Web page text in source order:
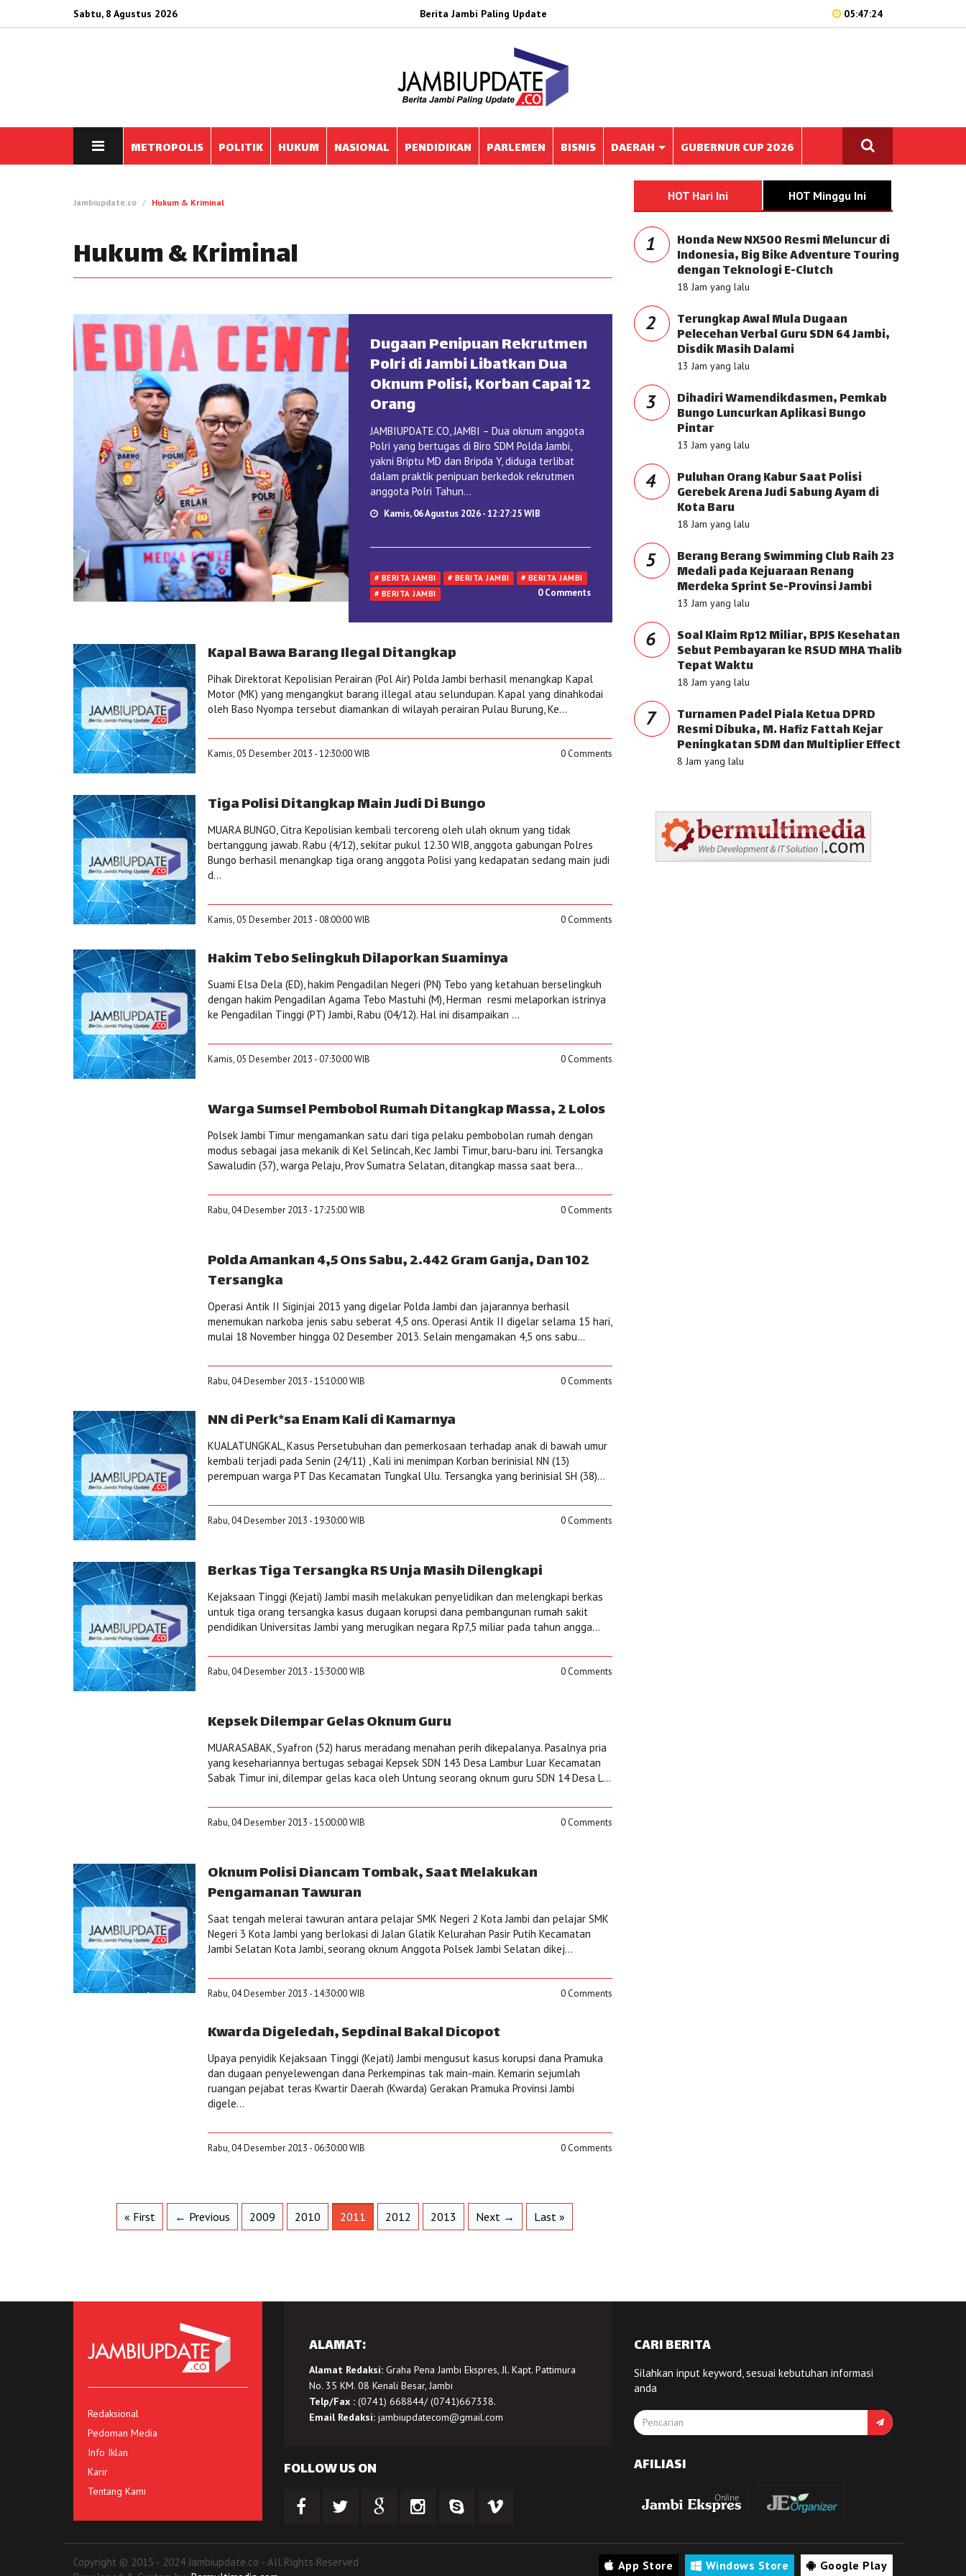
Sabtu, 8 Agustus 2026 Berita Jambi Paling Update 05:47:24
METROPOLIS POLITIK HUKUM NASIONAL PENDIDIKAN PARLEMEN BISNIS DAERAH GUBERNUR CUP 2026
Jambiupdate.co Hukum & Kriminal
Hukum & Kriminal
Dugaan Penipuan Rekrutmen
Polri di Jambi Libatkan Dua
Oknum Polisi, Korban Capai 12
Orang
JAMBIUPDATE.CO, JAMBI – Dua oknum anggota
Polri yang bertugas di Biro SDM Polda Jambi,
yakni Briptu MD dan Bripda Y, diduga terlibat
dalam praktik penipuan berkedok rekrutmen
anggota Polri Tahun...
Kamis, 06 Agustus 2026 - 12:27:25 WIB
# BERITA JAMBI # BERITA JAMBI
# BERITA JAMBI
# BERITA JAMBI
0 Comments
Kapal Bawa Barang Ilegal Ditangkap
Pihak Direktorat Kepolisian Perairan (Pol Air) Polda Jambi berhasil menangkap Kapal
Motor (MK) yang mengangkut barang illegal atau selundupan. Kapal yang dinahkodai
oleh Baso Nyompa tersebut diamankan di wilayah perairan Pulau Burung, Ke...
Kamis, 05 Desember 2013 - 12:30:00 WIB 0 Comments
Tiga Polisi Ditangkap Main Judi Di Bungo
MUARA BUNGO, Citra Kepolisian kembali tercoreng oleh ulah oknum yang tidak
bertanggung jawab. Rabu (4/12), sekitar pukul 12.30 WIB, anggota gabungan Polres
Bungo berhasil menangkap tiga orang anggota Polisi yang kedapatan sedang main judi
d...
Kamis, 05 Desember 2013 - 08:00:00 WIB 0 Comments
Hakim Tebo Selingkuh Dilaporkan Suaminya
Suami Elsa Dela (ED), hakim Pengadilan Negeri (PN) Tebo yang ketahuan berselingkuh
dengan hakim Pengadilan Agama Tebo Mastuhi (M), Herman resmi melaporkan istrinya
ke Pengadilan Tinggi (PT) Jambi, Rabu (04/12). Hal ini disampaikan ...
Kamis, 05 Desember 2013 - 07:30:00 WIB 0 Comments
Warga Sumsel Pembobol Rumah Ditangkap Massa, 2 Lolos
Polsek Jambi Timur mengamankan satu dari tiga pelaku pembobolan rumah dengan
modus sebagai jasa mekanik di Kel Selincah, Kec Jambi Timur, baru-baru ini. Tersangka
Sawaludin (37), warga Pelaju, Prov Sumatra Selatan, ditangkap massa saat bera...
Rabu, 04 Desember 2013 - 17:25:00 WIB 0 Comments
Polda Amankan 4,5 Ons Sabu, 2.442 Gram Ganja, Dan 102
Tersangka
Operasi Antik II Siginjai 2013 yang digelar Polda Jambi dan jajarannya berhasil
menemukan narkoba jenis sabu seberat 4,5 ons. Operasi Antik II digelar selama 15 hari,
mulai 18 November hingga 02 Desember 2013. Selain mengamakan 4,5 ons sabu...
Rabu, 04 Desember 2013 - 15:10:00 WIB 0 Comments
NN di Perk*sa Enam Kali di Kamarnya
KUALATUNGKAL, Kasus Persetubuhan dan pemerkosaan terhadap anak di bawah umur
kembali terjadi pada Senin (24/11) , Kali ini menimpan Korban berinisial NN (13)
perempuan warga PT Das Kecamatan Tungkal Ulu. Tersangka yang berinisial SH (38)...
Rabu, 04 Desember 2013 - 19:30:00 WIB 0 Comments
Berkas Tiga Tersangka RS Unja Masih Dilengkapi
Kejaksaan Tinggi (Kejati) Jambi masih melakukan penyelidikan dan melengkapi berkas
untuk tiga orang tersangka kasus dugaan korupsi dana pembangunan rumah sakit
pendidikan Universitas Jambi yang merugikan negara Rp7,5 miliar pada tahun angga...
Rabu, 04 Desember 2013 - 15:30:00 WIB 0 Comments
Kepsek Dilempar Gelas Oknum Guru
MUARASABAK, Syafron (52) harus meradang menahan perih dikepalanya. Pasalnya pria
yang kesehariannya bertugas sebagai Kepsek SDN 143 Desa Lambur Luar Kecamatan
Sabak Timur ini, dilempar gelas kaca oleh Untung seorang oknum guru SDN 14 Desa L...
Rabu, 04 Desember 2013 - 15:00:00 WIB 0 Comments
Oknum Polisi Diancam Tombak, Saat Melakukan
Pengamanan Tawuran
Saat tengah melerai tawuran antara pelajar SMK Negeri 2 Kota Jambi dan pelajar SMK
Negeri 3 Kota Jambi yang berlokasi di Jalan Glatik Kelurahan Pasir Putih Kecamatan
Jambi Selatan Kota Jambi, seorang oknum Anggota Polsek Jambi Selatan dikej...
Rabu, 04 Desember 2013 - 14:30:00 WIB 0 Comments
Kwarda Digeledah, Sepdinal Bakal Dicopot
Upaya penyidik Kejaksaan Tinggi (Kejati) Jambi mengusut kasus korupsi dana Pramuka
dan dugaan penyelewengan dana Perkempinas tak main-main. Kemarin sejumlah
ruangan pejabat teras Kwartir Daerah (Kwarda) Gerakan Pramuka Provinsi Jambi
digele...
Rabu, 04 Desember 2013 - 06:30:00 WIB 0 Comments
« First ← Previous 2009 2010 2011 2012 2013 Next → Last »
HOT Hari Ini HOT Minggu Ini
1 Honda New NX500 Resmi Meluncur di
Indonesia, Big Bike Adventure Touring
dengan Teknologi E-Clutch
18 Jam yang lalu
2 Terungkap Awal Mula Dugaan
Pelecehan Verbal Guru SDN 64 Jambi,
Disdik Masih Dalami
13 Jam yang lalu
3 Dihadiri Wamendikdasmen, Pemkab
Bungo Luncurkan Aplikasi Bungo
Pintar
13 Jam yang lalu
4 Puluhan Orang Kabur Saat Polisi
Gerebek Arena Judi Sabung Ayam di
Kota Baru
18 Jam yang lalu
5 Berang Berang Swimming Club Raih 23
Medali pada Kejuaraan Renang
Merdeka Sprint Se-Provinsi Jambi
13 Jam yang lalu
6 Soal Klaim Rp12 Miliar, BPJS Kesehatan
Sebut Pembayaran ke RSUD MHA Thalib
Tepat Waktu
18 Jam yang lalu
7 Turnamen Padel Piala Ketua DPRD
Resmi Dibuka, M. Hafiz Fattah Kejar
Peningkatan SDM dan Multiplier Effect
8 Jam yang lalu
Redaksional
Pedoman Media
Info Iklan
Karir
Tentang Kami
ALAMAT:
Alamat Redaksi:Graha Pena Jambi Ekspres, Jl. Kapt. Pattimura
No. 35 KM. 08 Kenali Besar, Jambi
Telp/Fax :(0741) 668844/ (0741)667338.
Email Redaksi: jambiupdatecom@gmail.com
FOLLOW US ON
CARI BERITA
Silahkan input keyword, sesuai kebutuhan informasi
anda
AFILIASI
Copyright © 2015 - 2024 Jambiupdate.co - All Rights Reserved
App Store Windows Store Google Play